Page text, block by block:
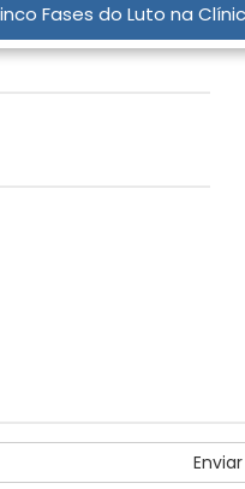
Fases do Luto na
Enviar